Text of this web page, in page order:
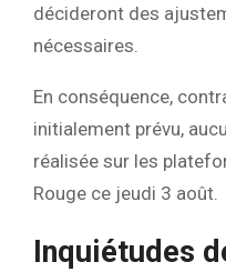
décideront des
nécessaires.
En conséquence,
initialement prévu,
réalisée sur les
Rouge ce jeudi 3 août.
Inquiétudes